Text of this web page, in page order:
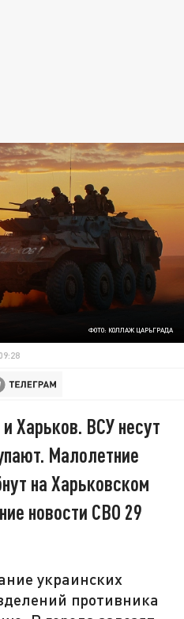
ФОТО: КОЛЛАЖ ЦАРЬГРАДА
Харьков. ВСУ несут
Малолетние
на Харьковском
новости СВО 29
украинских
противника